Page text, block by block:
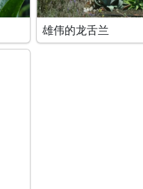
雄伟的龙舌兰